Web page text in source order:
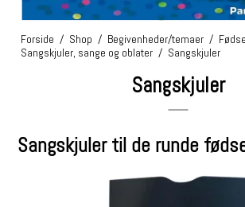
Forside / Shop / Begivenheder/temaer /
Sangskjuler, sange og oblater / Sangskjuler
Sangskjuler
Sangskjuler til de runde